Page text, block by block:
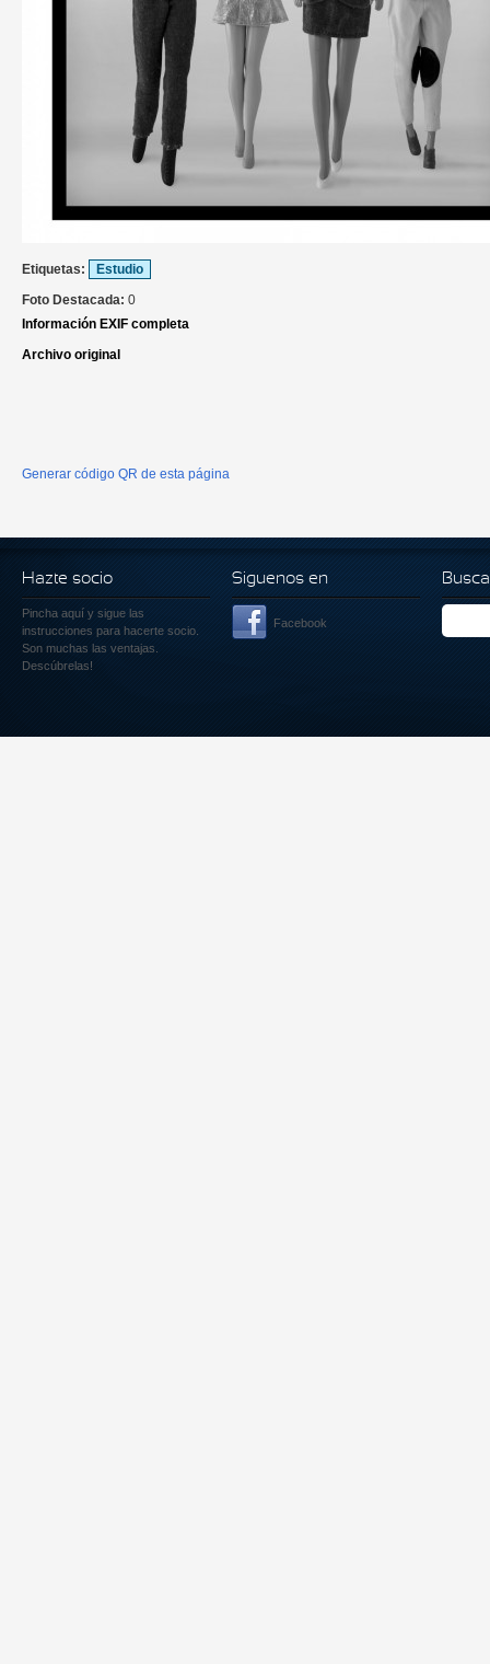
Etiquetas:
Estudio
Foto Destacada: 0
Información EXIF completa
Archivo original
Generar código QR de esta página
Hazte socio
Pincha aquí y sigue las
instrucciones para hacerte socio.
Son muchas las ventajas.
Descúbrelas!
Siguenos en
Facebook